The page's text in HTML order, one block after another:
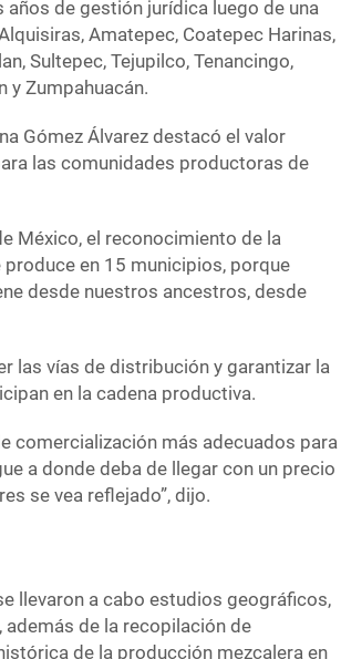
de gestión jurídica luego de una
Amatepec, Coatepec Harinas,
Sultepec, Tejupilco, Tenancingo,
y Zumpahuacán.
Gómez Álvarez destacó el valor
las comunidades productoras de
México, el reconocimiento de la
en 15 municipios, porque
desde nuestros ancestros, desde
las vías de distribución y garantizar la
en la cadena productiva.
comercialización más adecuados para
a donde deba de llegar con un precio
se vea reflejado”, dijo.
llevaron a cabo estudios geográficos,
de la recopilación de
de la producción mezcalera en